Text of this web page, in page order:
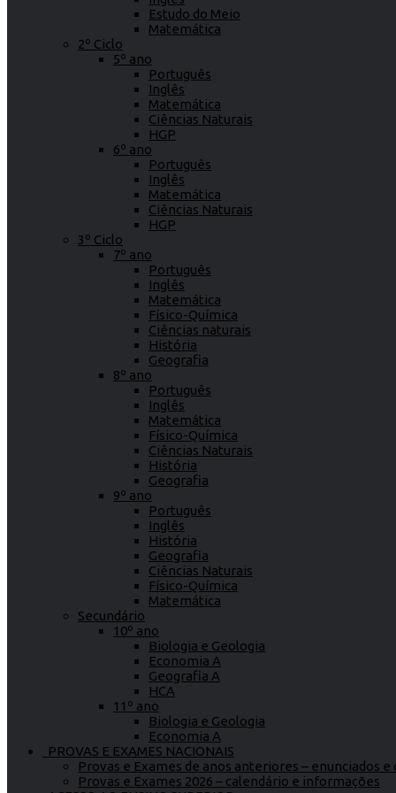
Estudo do Meio
Matemática
2º Ciclo
5º ano
Português
Inglês
Matemática
Ciências Naturais
HGP
6º ano
Português
Inglês
Matemática
Ciências Naturais
HGP
3º Ciclo
7º ano
Português
Inglês
Matemática
Físico-Química
Ciências naturais
História
Geografia
8º ano
Português
Inglês
Matemática
Físico-Química
Ciências Naturais
História
Geografia
9º ano
Português
Inglês
História
Geografia
Ciências Naturais
Físico-Química
Matemática
Secundário
10º ano
Biologia e Geologia
Economia A
Geografia A
HCA
11º ano
Biologia e Geologia
Economia A
PROVAS E EXAMES NACIONAIS
Provas e Exames de anos anteriores – enunciados
Provas e Exames 2026 – calendário e informações